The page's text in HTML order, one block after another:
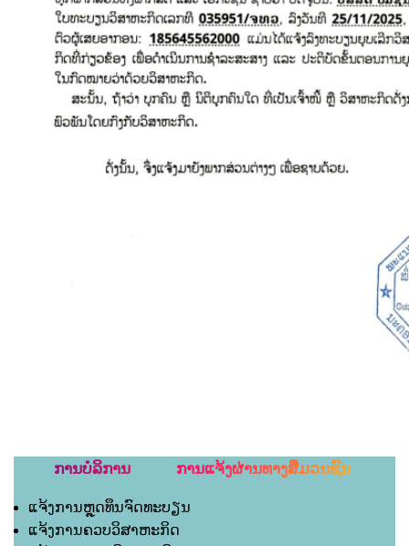
ການບໍລິການ ການແຈ້ງຜ່ານທາງສື່ມວນຊົນ
ແຈ້ງການຫຼຸດທຶນຈົດທະບຽນ
ແຈ້ງການຄວບວິສາຫະກິດ